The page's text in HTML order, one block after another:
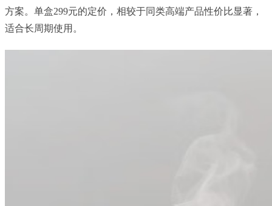
方案。单盒299元的定价，相较于同类高端产品性价比显著，
适合长周期使用。